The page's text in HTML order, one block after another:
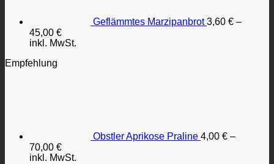
Geflämmtes Marzipanbrot 3,60 € –
45,00 €
inkl. MwSt.
Empfehlung
Obstler Aprikose Praline 4,00 € –
70,00 €
inkl. MwSt.